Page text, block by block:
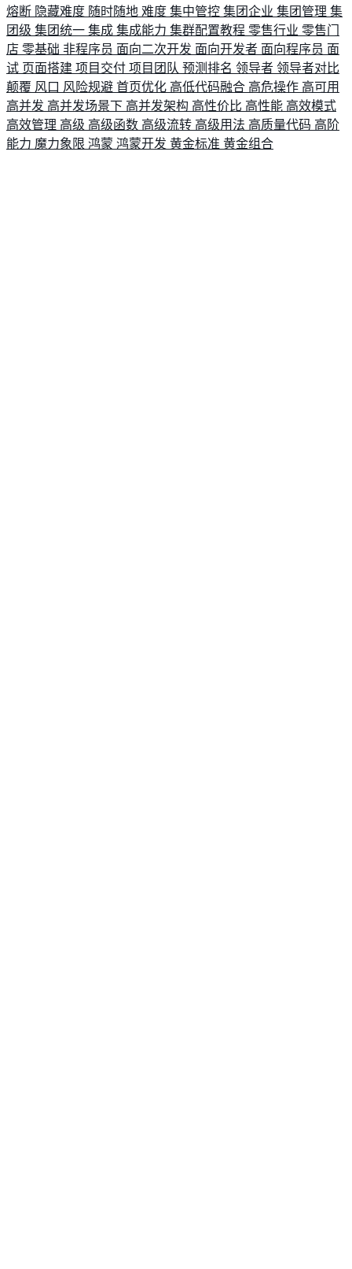
熔断 隐藏难度 随时随地 难度 集中管控 集团企业 集团管理 集
团级 集团统一 集成 集成能力 集群配置教程 零售行业 零售门
店 零基础 非程序员 面向二次开发 面向开发者 面向程序员 面
试 页面搭建 项目交付 项目团队 预测排名 领导者 领导者对比
颠覆 风口 风险规避 首页优化 高低代码融合 高危操作 高可用
高并发 高并发场景下 高并发架构 高性价比 高性能 高效模式
高效管理 高级 高级函数 高级流转 高级用法 高质量代码 高阶
能力 魔力象限 鸿蒙 鸿蒙开发 黄金标准 黄金组合